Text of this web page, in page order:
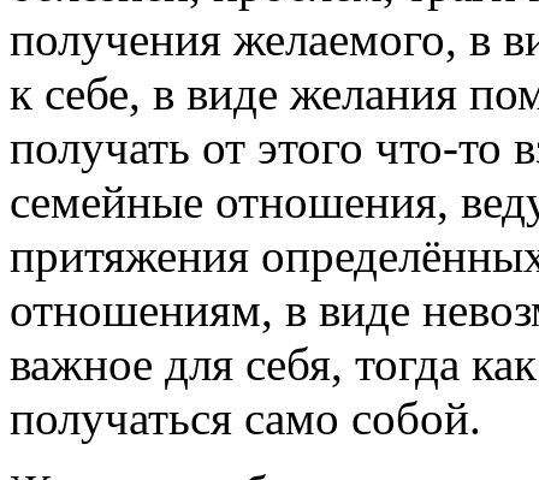
получения желаемого, в
к себе, в виде желания
получать от этого что-то
семейные отношения,
притяжения
отношениям, в виде
важное для себя, тогда
получаться само собой.